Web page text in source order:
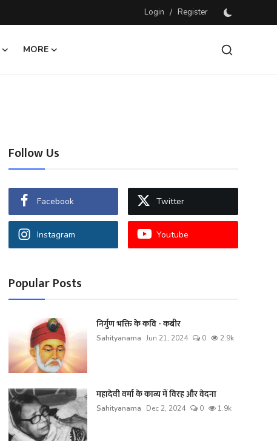
Login / Register
MORE
Follow Us
Facebook Twitter
Instagram Youtube
Popular Posts
निर्गुण भक्ति के कवि - कबीर
Sahityanama Jun 21, 2024 0 2.9k
महादेवी वर्मा के काव्य में विरह और वेदना
Sahityanama Dec 2, 2024 0 1.9k